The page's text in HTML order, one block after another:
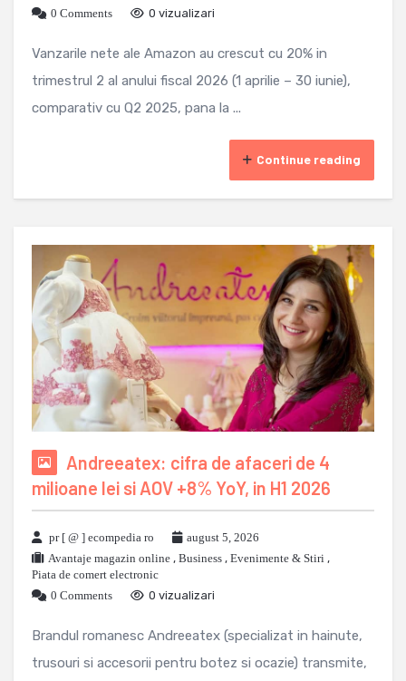
0 Comments
0 vizualizari
Vanzarile nete ale Amazon au crescut cu 20% in
trimestrul 2 al anului fiscal 2026 (1 aprilie – 30 iunie),
comparativ cu Q2 2025, pana la ...
Continue reading
Andreeatex: cifra de afaceri de 4
milioane lei si AOV +8% YoY, in H1 2026
pr [ @ ] ecompedia ro
august 5, 2026
Avantaje magazin online , Business , Evenimente & Stiri ,
Piata de comert electronic
0 Comments
0 vizualizari
Brandul romanesc Andreeatex (specializat in hainute,
trusouri si accesorii pentru botez si ocazie) transmite,